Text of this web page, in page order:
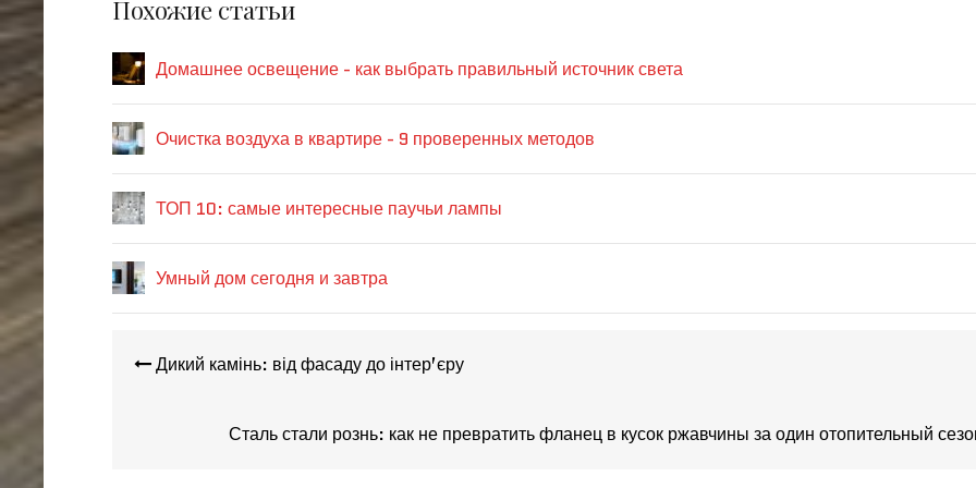
Похожие статьи
Домашнее освещение - как выбрать правильный источник света
Очистка воздуха в квартире - 9 проверенных методов
ТОП 10: самые интересные паучьи лампы
Умный дом сегодня и завтра
Навигация
Дикий камінь: від фасаду до інтер’єру
Сталь стали рознь: как не превратить фланец в кусок ржавчины за один отопительный